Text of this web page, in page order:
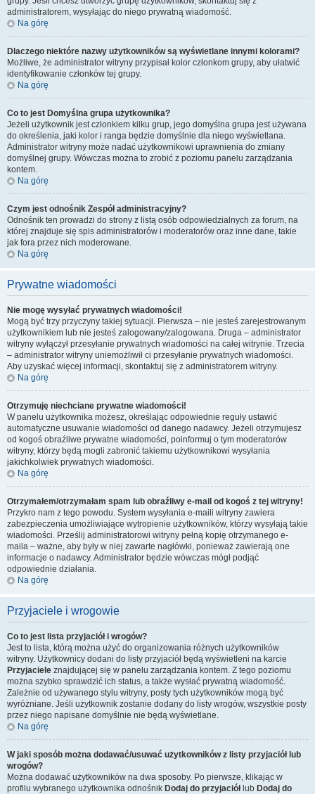
administratorem, wysyłając do niego prywatną wiadomość.
Na górę
Dlaczego niektóre nazwy użytkowników są wyświetlane innymi kolorami?
Możliwe, że administrator witryny przypisał kolor członkom grupy, aby ułatwić
identyfikowanie członków tej grupy.
Na górę
Co to jest Domyślna grupa użytkownika?
Jeżeli użytkownik jest członkiem kilku grup, jego domyślna grupa jest używana
do określenia, jaki kolor i ranga będzie domyślnie dla niego wyświetlana.
Administrator witryny może nadać użytkownikowi uprawnienia do zmiany
domyślnej grupy. Wówczas można to zrobić z poziomu panelu zarządzania
kontem.
Na górę
Czym jest odnośnik Zespół administracyjny?
Odnośnik ten prowadzi do strony z listą osób odpowiedzialnych za forum, na
której znajduje się spis administratorów i moderatorów oraz inne dane, takie
jak fora przez nich moderowane.
Na górę
Prywatne wiadomości
Nie mogę wysyłać prywatnych wiadomości!
Mogą być trzy przyczyny takiej sytuacji. Pierwsza – nie jesteś zarejestrowanym
użytkownikiem lub nie jesteś zalogowany/zalogowana. Druga – administrator
witryny wyłączył przesyłanie prywatnych wiadomości na całej witrynie. Trzecia
– administrator witryny uniemożliwił ci przesyłanie prywatnych wiadomości.
Aby uzyskać więcej informacji, skontaktuj się z administratorem witryny.
Na górę
Otrzymuję niechciane prywatne wiadomości!
W panelu użytkownika możesz, określając odpowiednie reguły ustawić
automatyczne usuwanie wiadomości od danego nadawcy. Jeżeli otrzymujesz
od kogoś obraźliwe prywatne wiadomości, poinformuj o tym moderatorów
witryny, którzy będą mogli zabronić takiemu użytkownikowi wysyłania
jakichkolwiek prywatnych wiadomości.
Na górę
Otrzymałem/otrzymałam spam lub obraźliwy e-mail od kogoś z tej witryny!
Przykro nam z tego powodu. System wysyłania e-maili witryny zawiera
zabezpieczenia umożliwiające wytropienie użytkowników, którzy wysyłają takie
wiadomości. Prześlij administratorowi witryny pełną kopię otrzymanego e-
maila – ważne, aby były w niej zawarte nagłówki, ponieważ zawierają one
informacje o nadawcy. Administrator będzie wówczas mógł podjąć
odpowiednie działania.
Na górę
Przyjaciele i wrogowie
Co to jest lista przyjaciół i wrogów?
Jest to lista, którą można użyć do organizowania różnych użytkowników
witryny. Użytkownicy dodani do listy przyjaciół będą wyświetleni na karcie
Przyjaciele znajdującej się w panelu zarządzania kontem. Z tego poziomu
można szybko sprawdzić ich status, a także wysłać prywatną wiadomość.
Zależnie od używanego stylu witryny, posty tych użytkowników mogą być
wyróżniane. Jeśli użytkownik zostanie dodany do listy wrogów, wszystkie posty
przez niego napisane domyślnie nie będą wyświetlane.
Na górę
W jaki sposób można dodawać/usuwać użytkowników z listy przyjaciół lub
wrogów?
Można dodawać użytkowników na dwa sposoby. Po pierwsze, klikając w
profilu wybranego użytkownika odnośnik Dodaj do przyjaciółlub Dodaj do